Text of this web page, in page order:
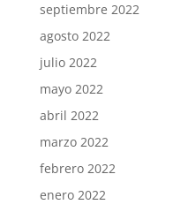
septiembre 2022
agosto 2022
julio 2022
mayo 2022
abril 2022
marzo 2022
febrero 2022
enero 2022